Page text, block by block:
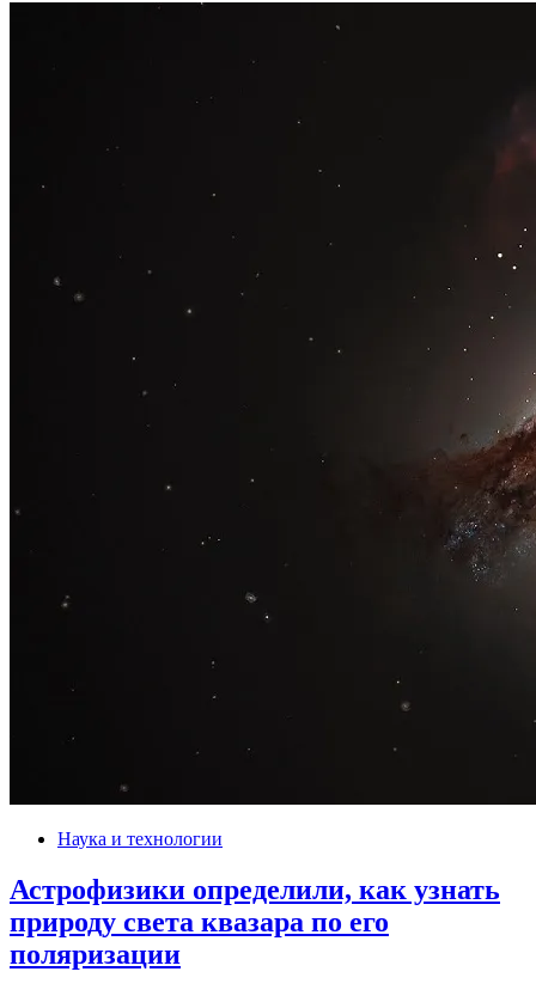
Наука и технологии
Астрофизики определили, как узнать
природу света квазара по его
поляризации